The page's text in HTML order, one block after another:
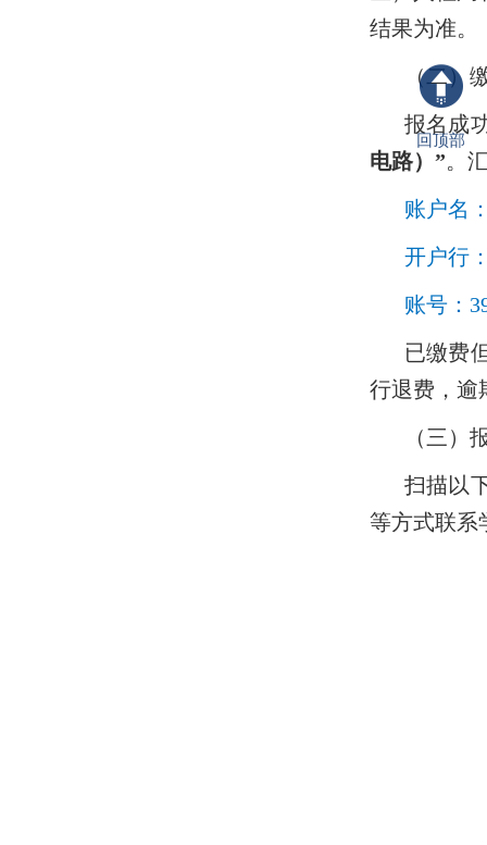
结果为准。
（二）
报名成
电路）”。
账户名
开户行
账号：
已缴费
行退费，逾
（三）
扫描以
等方式联系
回顶部